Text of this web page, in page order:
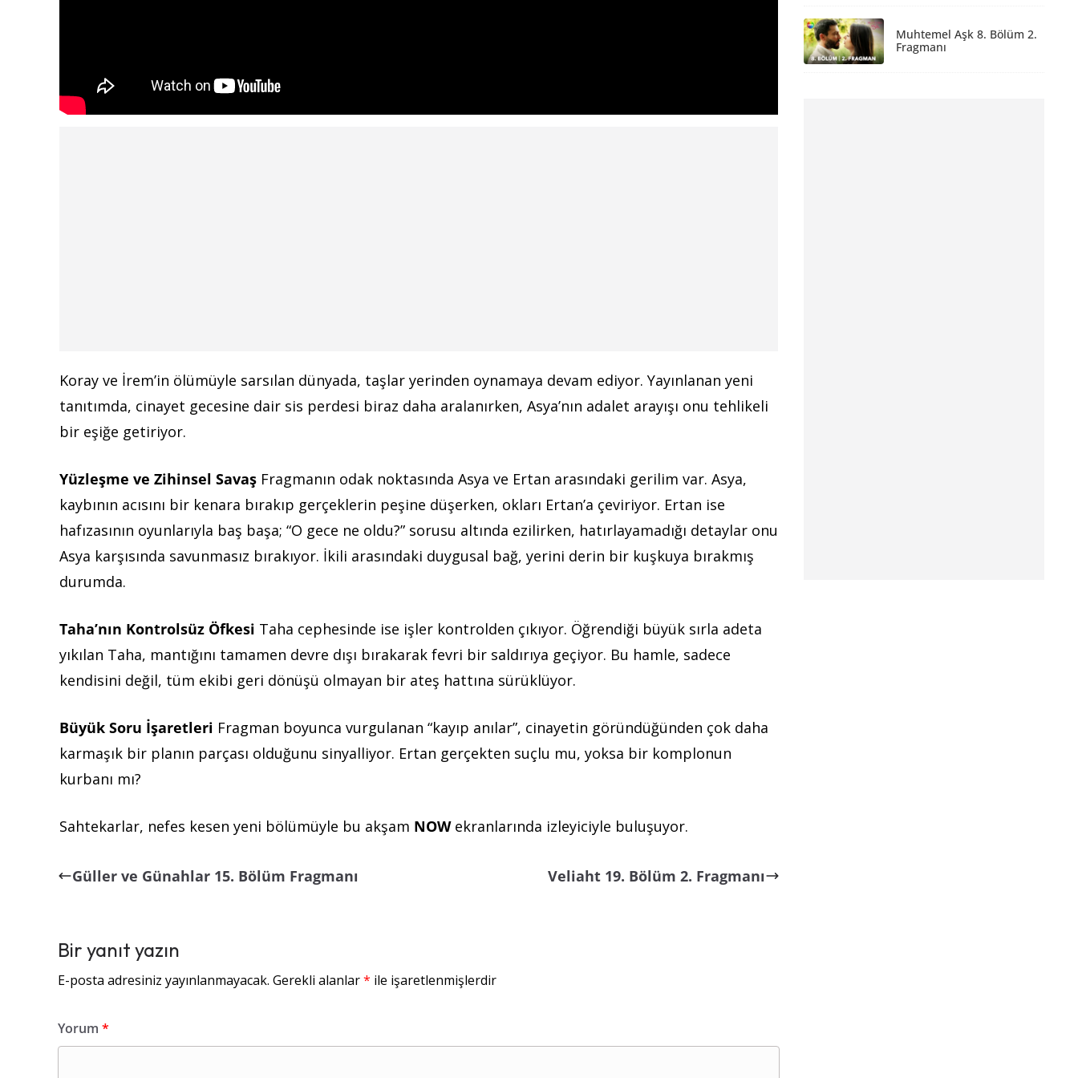
Koray ve İrem’in ölümüyle sarsılan dünyada, taşlar yerinden oynamaya devam ediyor. Yayınlanan yeni
tanıtımda, cinayet gecesine dair sis perdesi biraz daha aralanırken, Asya’nın adalet arayışı onu tehlikeli
bir eşiğe getiriyor.
Yüzleşme ve Zihinsel Savaş Fragmanın odak noktasında Asya ve Ertan arasındaki gerilim var. Asya,
kaybının acısını bir kenara bırakıp gerçeklerin peşine düşerken, okları Ertan’a çeviriyor. Ertan ise
hafızasının oyunlarıyla baş başa; “O gece ne oldu?” sorusu altında ezilirken, hatırlayamadığı detaylar onu
Asya karşısında savunmasız bırakıyor. İkili arasındaki duygusal bağ, yerini derin bir kuşkuya bırakmış
durumda.
Taha’nın Kontrolsüz Öfkesi Taha cephesinde ise işler kontrolden çıkıyor. Öğrendiği büyük sırla adeta
yıkılan Taha, mantığını tamamen devre dışı bırakarak fevri bir saldırıya geçiyor. Bu hamle, sadece
kendisini değil, tüm ekibi geri dönüşü olmayan bir ateş hattına sürüklüyor.
Büyük Soru İşaretleri Fragman boyunca vurgulanan “kayıp anılar”, cinayetin göründüğünden çok daha
karmaşık bir planın parçası olduğunu sinyalliyor. Ertan gerçekten suçlu mu, yoksa bir komplonun
kurbanı mı?
Sahtekarlar, nefes kesen yeni bölümüyle bu akşam NOWekranlarında izleyiciyle buluşuyor.
Güller ve Günahlar 15. Bölüm Fragmanı Veliaht 19. Bölüm 2. Fragmanı
Bir yanıt yazın
E-posta adresiniz yayınlanmayacak. Gerekli alanlar* ile işaretlenmişlerdir
Yorum *
Muhtemel Aşk 8. Bölüm 2.
Fragmanı